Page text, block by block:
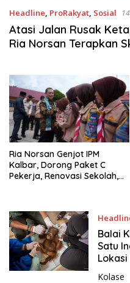
Headline, ProRakyat, Sosial
Atasi Jalan Rusak
Ria Norsan Terapkan
Ria Norsan Genjot IPM
Kalbar, Dorong Paket C
Pekerja, Renovasi Sekolah,
2025
Balai
Satu
Lokasi
Kolase